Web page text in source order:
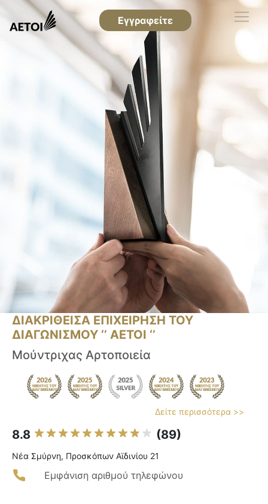
Εγγραφείτε
ΔΙΑΚΡΙΘΕΙΣΑ ΕΠΙΧΕΙΡΗΣΗ ΤΟΥ
ΔΙΑΓΩΝΙΣΜΟΥ ‘’ ΑΕΤΟΙ ‘’
Μούντριχας Αρτοποιεία
Δείτε περισσότερα >>
8.8 (89)
Νέα Σμύρνη, Προσκόπων Αϊδινίου 21
Εμφάνιση αριθμού τηλεφώνου